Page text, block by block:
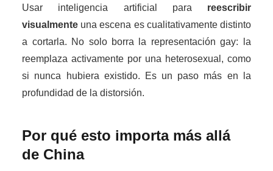
Usar inteligencia artificial para reescribir
visualmente una escena es cualitativamente distinto
a cortarla. No solo borra la representación gay: la
reemplaza activamente por una heterosexual, como
si nunca hubiera existido. Es un paso más en la
profundidad de la distorsión.
Por qué esto importa más allá
de China